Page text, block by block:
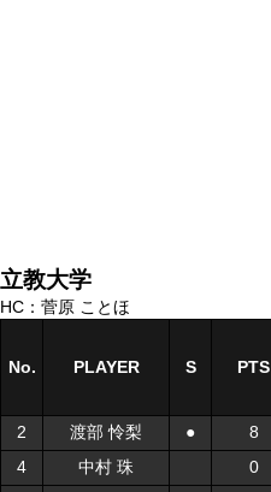
立教大学
HC：菅原 ことほ
No. PLAYER S
2 渡部 怜梨
●
4
中村 珠
No. PLAYER S PTS
2 渡部 怜梨 ● 8
4
中村 珠 0